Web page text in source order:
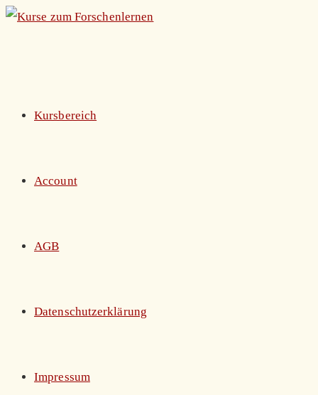
Zum
Kursbereich
Account
AGB
Datenschutzerklärung
Impressum